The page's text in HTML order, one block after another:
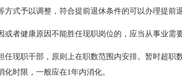
方式予以调整，符合提前退休条件的可以办理提前退
或者健康原因不能胜任现职岗位的，应当从事业需
任现职干部，原则上在职数范围内安排。暂时超职
化时限，一般应在1年内消化。